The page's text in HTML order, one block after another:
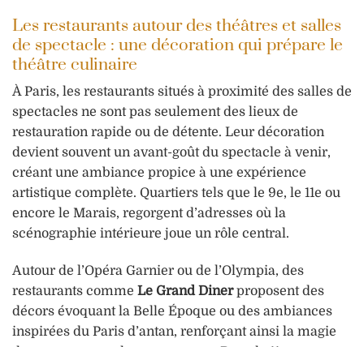
Les restaurants autour des théâtres et salles
de spectacle : une décoration qui prépare le
théâtre culinaire
À Paris, les restaurants situés à proximité des salles de
spectacles ne sont pas seulement des lieux de
restauration rapide ou de détente. Leur décoration
devient souvent un avant-goût du spectacle à venir,
créant une ambiance propice à une expérience
artistique complète. Quartiers tels que le 9e, le 11e ou
encore le Marais, regorgent d’adresses où la
scénographie intérieure joue un rôle central.
Autour de l’Opéra Garnier ou de l’Olympia, des
restaurants comme Le Grand Dinerproposent des
décors évoquant la Belle Époque ou des ambiances
inspirées du Paris d’antan, renforçant ainsi la magie